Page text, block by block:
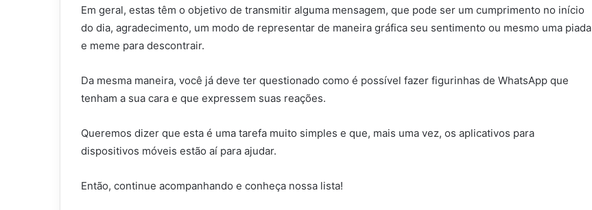
Em geral, estas têm o objetivo de transmitir alguma mensagem, que pode ser um cumprimento no início
do dia, agradecimento, um modo de representar de maneira gráfica seu sentimento ou mesmo uma piada
e meme para descontrair.
Da mesma maneira, você já deve ter questionado como é possível fazer figurinhas de WhatsApp que
tenham a sua cara e que expressem suas reações.
Queremos dizer que esta é uma tarefa muito simples e que, mais uma vez, os aplicativos para
dispositivos móveis estão aí para ajudar.
Então, continue acompanhando e conheça nossa lista!